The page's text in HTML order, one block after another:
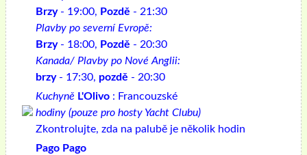
Brzy- 19:00, Pozdě - 21:30
Plavby po severní Evropě:
Brzy- 18:00, Pozdě - 20:30
Kanada/ Plavby po Nové Anglii:
brzy- 17:30, pozdě - 20:30
Kuchyně L'Olivo : Francouzské
hodiny (pouze pro hosty Yacht Clubu)
Zkontrolujte, zda na palubě je několik hodin
Pago Pago